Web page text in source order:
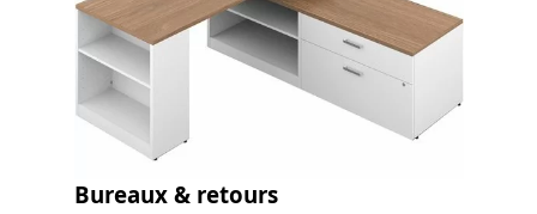
Bureaux & retours